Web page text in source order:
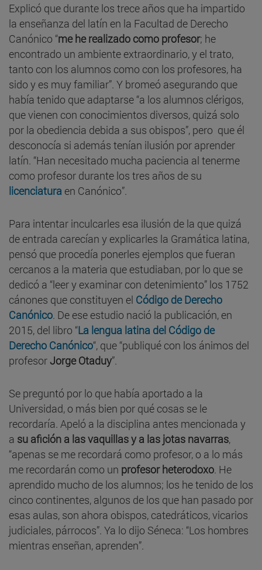
Explicó que durante los trece años que ha impartido
la enseñanza del latín en la Facultad de Derecho
Canónico “me he realizado como profesor; he
encontrado un ambiente extraordinario, y el trato,
tanto con los alumnos como con los profesores, ha
sido y es muy familiar”. Y bromeó asegurando que
había tenido que adaptarse “a los alumnos clérigos,
que vienen con conocimientos diversos, quizá solo
por la obediencia debida a sus obispos”, pero que él
desconocía si además tenían ilusión por aprender
latín. “Han necesitado mucha paciencia al tenerme
como profesor durante los tres años de su
licenciatura en Canónico”.
Para intentar inculcarles esa ilusión de la que quizá
de entrada carecían y explicarles la Gramática latina,
pensó que procedía ponerles ejemplos que fueran
cercanos a la materia que estudiaban, por lo que se
dedicó a “leer y examinar con detenimiento” los 1752
cánones que constituyen el Código de Derecho
Canónico. De ese estudio nació la publicación, en
2015, del libro “La lengua latina del Código de
Derecho Canónico“, que “publiqué con los ánimos del
profesorJorge Otaduy”.
Se preguntó por lo que había aportado a la
Universidad, o más bien por qué cosas se le
recordaría. Apeló a la disciplina antes mencionada y
a su afición a las vaquillas y a las jotas navarras,
“apenas se me recordará como profesor, o a lo más
me recordarán como un profesor heterodoxo. He
aprendido mucho de los alumnos; los he tenido de los
cinco continentes, algunos de los que han pasado por
esas aulas, son ahora obispos, catedráticos, vicarios
judiciales, párrocos”. Ya lo dijo Séneca: “Los hombres
mientras enseñan, aprenden”.